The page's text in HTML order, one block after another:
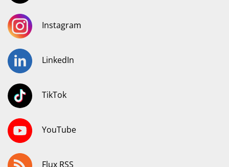
Instagram
LinkedIn
TikTok
YouTube
Flux RSS